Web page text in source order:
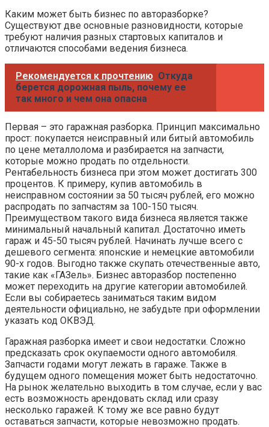
Каким может быть бизнес по авторазборке?
Существуют две основные разновидности, которые
требуют наличия разных стартовых капиталов и
отличаются способами ведения бизнеса.
Рекомендуется к прочтению Откуда
берется дорожная пыль, почему ее
так много и чем она опасна
Первая – это гаражная разборка. Принцип максимально
прост: покупается неисправный или битый автомобиль
по цене металлолома и разбирается на запчасти,
которые можно продать по отдельности.
Рентабельность бизнеса при этом может достигать 300
процентов. К примеру, купив автомобиль в
неисправном состоянии за 50 тысяч рублей, его можно
распродать по запчастям за 100-150 тысяч.
Преимуществом такого вида бизнеса является также
минимальный начальный капитал. Достаточно иметь
гараж и 45-50 тысяч рублей. Начинать лучше всего с
дешевого сегмента: японские и немецкие автомобили
90-х годов. Выгодно также скупать отечественные авто,
такие как «ГАЗель». Бизнес авторазбор постепенно
может переходить на другие категории автомобилей.
Если вы собираетесь заниматься таким видом
деятельности официально, не забудьте при оформлении
указать код ОКВЭД.
Гаражная разборка имеет и свои недостатки. Сложно
предсказать срок окупаемости одного автомобиля.
Запчасти годами могут лежать в гараже. Также в
будущем одного помещения может быть недостаточно.
На рынок желательно выходить в том случае, если у вас
есть возможность арендовать склад или сразу
несколько гаражей. К тому же все равно будут
оставаться запчасти, которые невозможно продать.